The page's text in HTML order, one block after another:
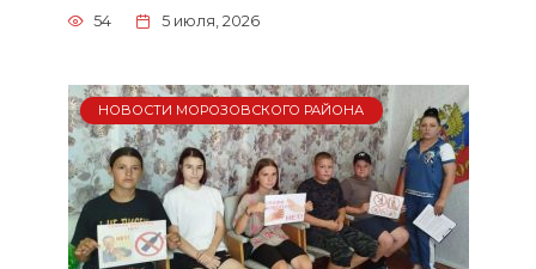
54 5 июля, 2026
НОВОСТИ МОРОЗОВСКОГО РАЙОНА